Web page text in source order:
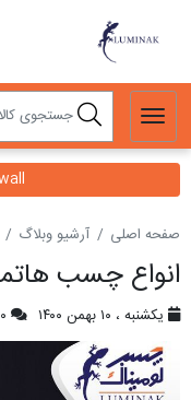
صفحه اصلی آرشیو وبلاگ
انواع چسب
یکشنبه ، ۱۰ بهمن ۱۴۰۰